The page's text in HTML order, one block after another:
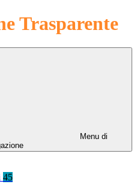
Trasparente
Menu di
45